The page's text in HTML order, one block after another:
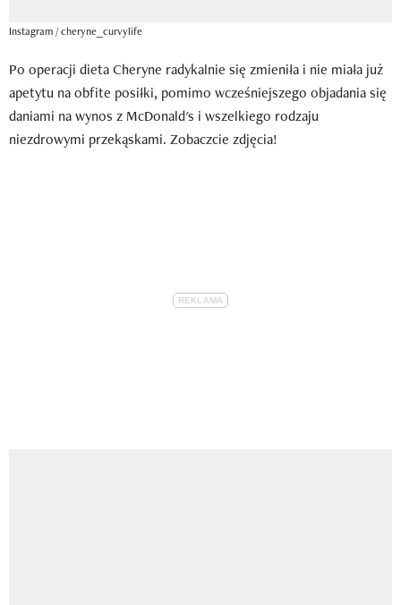
Instagram / cheryne_curvylife
Po operacji dieta Cheryne radykalnie się zmieniła i nie miała już
apetytu na obfite posiłki, pomimo wcześniejszego objadania się
daniami na wynos z McDonald's i wszelkiego rodzaju
niezdrowymi przekąskami. Zobaczcie zdjęcia!